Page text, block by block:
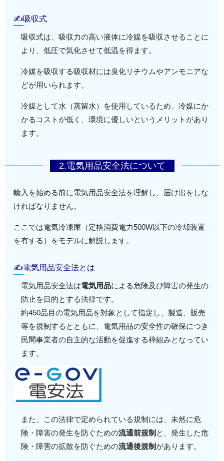
✍吸収式
吸収式は、吸収力の高い液体に冷媒を吸収させることに
より、低圧で気化させて低温を得ます。
冷媒を吸収する吸収材には臭化リチウムやアンモニアな
どが用いられます。
冷媒として水（蒸留水）を使用しているため、冷媒にか
かるコストが低く、環境に優しいというメリットがあり
ます。
2.電気用品安全法について
輸入を始める前に電気用品安全法を理解し、届け出をしな
ければなりません。
ここでは電気冷凍庫（定格消費電力500W以下の冷却装置
を有する）をモデルに解説します。
✍電気用品安全法とは
電気用品安全法は電気用品による危険及び障害の発生の
防止を目的とする法律です。
約450品目の電気用品を対象として指定し、製造、販売
等を規制するとともに、電気用品の安全性の確保につき
民間事業者の自主的な活動を促進する枠組みとなってい
ます。
また、この法律で定められている規制には、未然に危
険・障害の発生を防ぐための流通前規制 と、発生した危
険・障害の拡散を防ぐための流通後規制 があります。